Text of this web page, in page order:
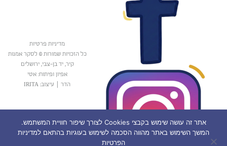
מדיניות פרטיות
כל הזכויות שמורות © לסקר אמנות
קיר, יד בן-צבי, ירושלים
אפיון ופיתוח: אטי
הדר
עיצוב: IRITA
אתר זה עושה שימוש בקבצי Cookies לצורך שיפור חוויית המשתמש.
המשך השימוש באתר מהווה הסכמה לשימוש בעוגיות בהתאם למדיניות
הפרטיות